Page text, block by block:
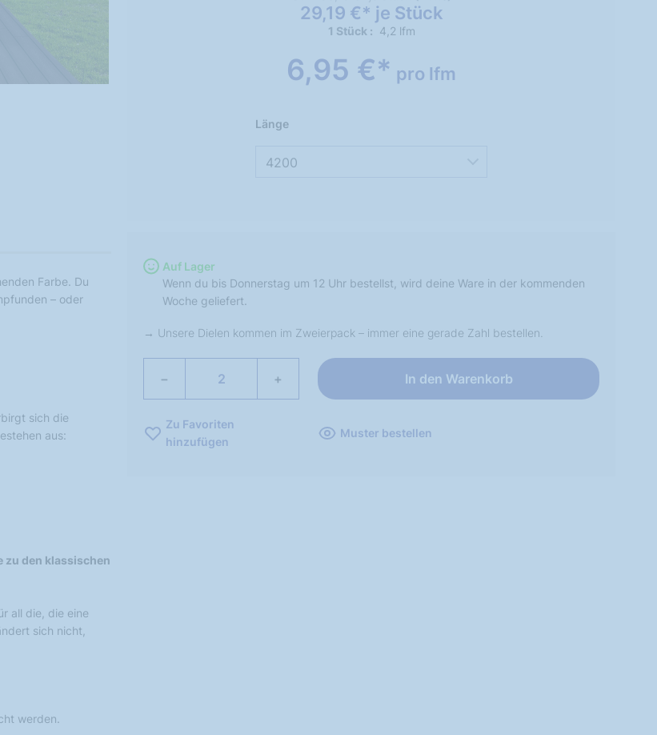
29,19 €* je Stück
1 Stück 4,2 lfm
6,95 €* pro lfm
4200
Länge
Auf Lager
Wenn du bis Donnerstag um 12 Uhr bestellst, wird deine Ware in der kommenden
Woche geliefert.
Unsere Dielen kommen im Zweierpack – immer eine gerade Zahl bestellen.
− + In den Warenkorb
Zu Favoriten
hinzufügen
Muster bestellen
Farbe. Du
– oder
sich die
aus:
zu den klassischen
all die, die eine
sich nicht,
werden.